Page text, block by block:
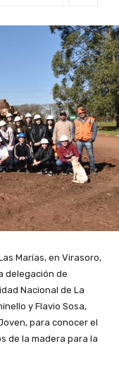
Marías, en Virasoro,
delegación de
Nacional de La
y Flavio Sosa,
para conocer el
de la madera para la